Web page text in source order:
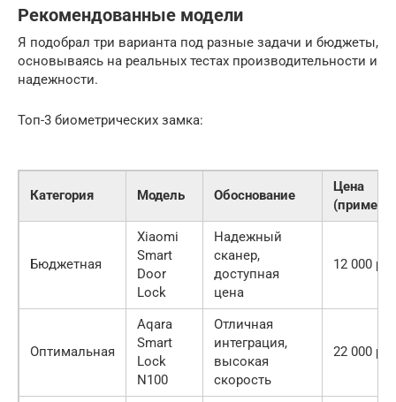
Рекомендованные модели
Я подобрал три варианта под разные задачи и бюджеты,
основываясь на реальных тестах производительности и
надежности.
Топ-3 биометрических замка:
Категория Модель Обоснование
Цена
Бюджетная
Xiaomi
Smart
Door
Lock
Надежный
сканер,
доступная
цена
12 000
Оптимальная
Aqara
Smart
Lock
N100
Отличная
интеграция,
высокая
скорость
22 000